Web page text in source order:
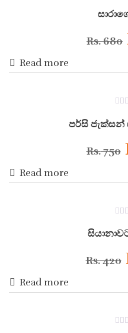
out
of
Rs.680
Read more
out
of
පර්සි
Rs.750
Read more
out
of
Rs.420
Read more